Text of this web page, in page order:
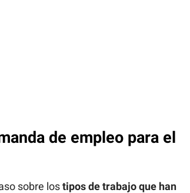
de empleo para el
sobre lostipos de trabajo que han